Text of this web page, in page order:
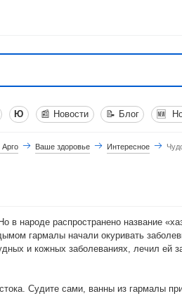
Ю 📰 Новости 📝 Блог 🆕
Ваше здоровье Интересное
народе распространено название
гармалы начали окуривать
и кожных заболеваниях, лечил ей
Судите сами, ванны из гармалы